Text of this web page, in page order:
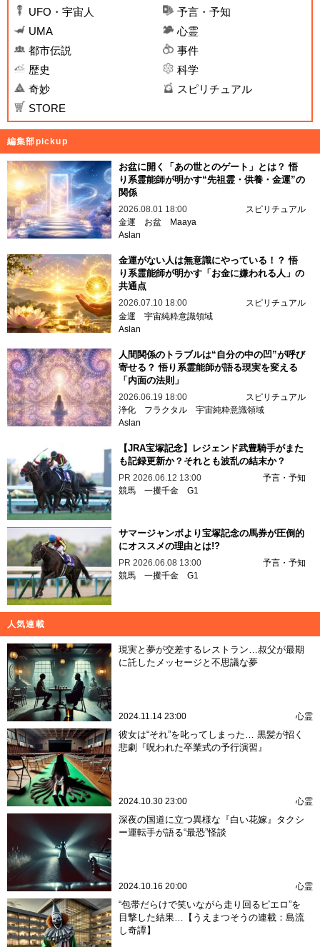
UFO・宇宙人
予言・予知
UMA
心霊
都市伝説
事件
歴史
科学
奇妙
スピリチュアル
STORE
編集部pickup
お盆に開く「あの世とのゲート」とは？ 悟
り系霊能師が明かす“先祖霊・供養・金運”の
関係
2026.08.01 18:00
スピリチュアル
金運
お盆
Maaya
Aslan
金運がない人は無意識にやっている！？ 悟
り系霊能師が明かす「お金に嫌われる人」の
共通点
2026.07.10 18:00
スピリチュアル
金運 宇宙純粋意識領域
Aslan
人間関係のトラブルは“自分の中の凹”が呼び
寄せる？ 悟り系霊能師が語る現実を変える
「内面の法則」
2026.06.19 18:00
スピリチュアル
浄化
フラクタル 宇宙純粋意識領域
Aslan
【JRA宝塚記念】レジェンド武豊騎手がまた
も記録更新か？それとも波乱の結末か？
PR 2026.06.12 13:00
予言・予知
競馬 一攫千金 G1
サマージャンボより宝塚記念の馬券が圧倒的
にオススメの理由とは!?
PR 2026.06.08 13:00
予言・予知
競馬 一攫千金 G1
人気連載
現実と夢が交差するレストラン…叔父が最期
に託したメッセージと不思議な夢
2024.11.14 23:00 心霊
彼女は“それ”を叱ってしまった… 黒髪が招く
悲劇『呪われた卒業式の予行演習』
2024.10.30 23:00 心霊
深夜の国道に立つ異様な『白い花嫁』タクシ
ー運転手が語る“最恐”怪談
2024.10.16 20:00 心霊
“包帯だらけで笑いながら走り回るピエロ”を
目撃した結果…【うえまつそうの連載：島流
し奇譚】